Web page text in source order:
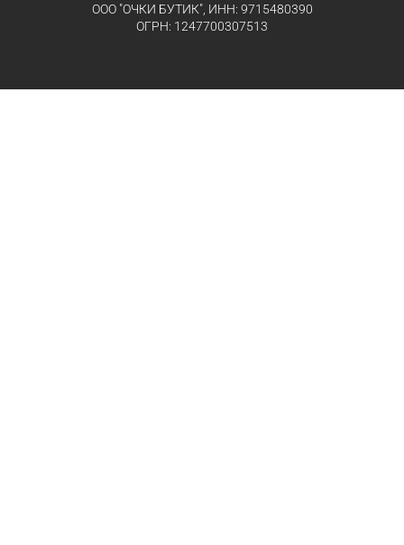
ООО "ОЧКИ БУТИК", ИНН: 9715480390
ОГРН: 1247700307513